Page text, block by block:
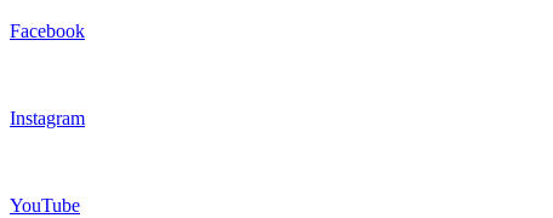
Facebook
Instagram
YouTube